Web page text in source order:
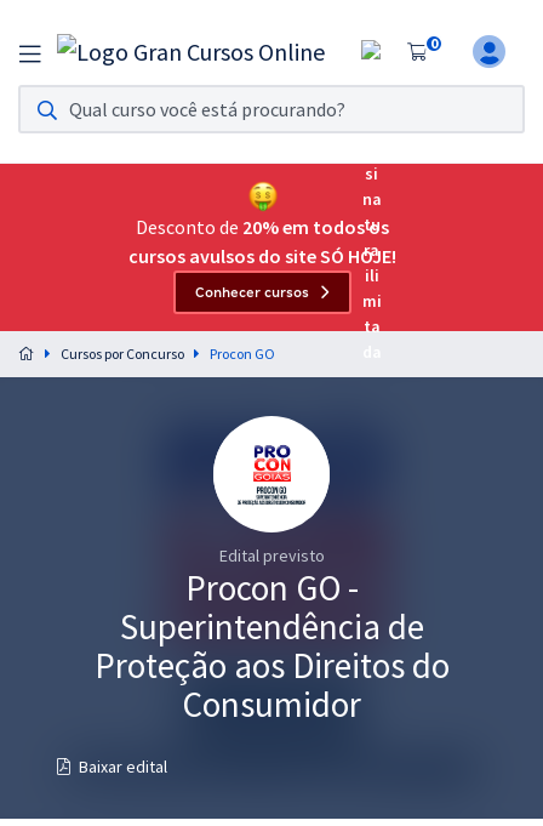
0
Assinatura Ilimitada 11
Acesso a todos os cursos. Teste grátis por 7 dias!
Assinatura OAB Até Passar
Acesso ilimitado a toda preparação para o Exame da
Preparação completa e intensiva para as principais
residências em saúde do Brasil
Desconto de 20% em todos os
cursos avulsos do site SÓ HOJE!
Conhecer cursos
Cursos por Concurso Procon GO
Edital previsto
Procon GO -
Superintendência de
Proteção aos Direitos do
Consumidor
Baixar edital